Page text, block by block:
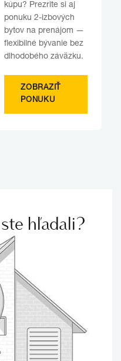
kúpu? Prezrite si aj
ponuku 2-izbových
bytov na prenájom —
flexibilné bývanie bez
dlhodobého záväzku.
ZOBRAZIŤ
PONUKU
hľadali?